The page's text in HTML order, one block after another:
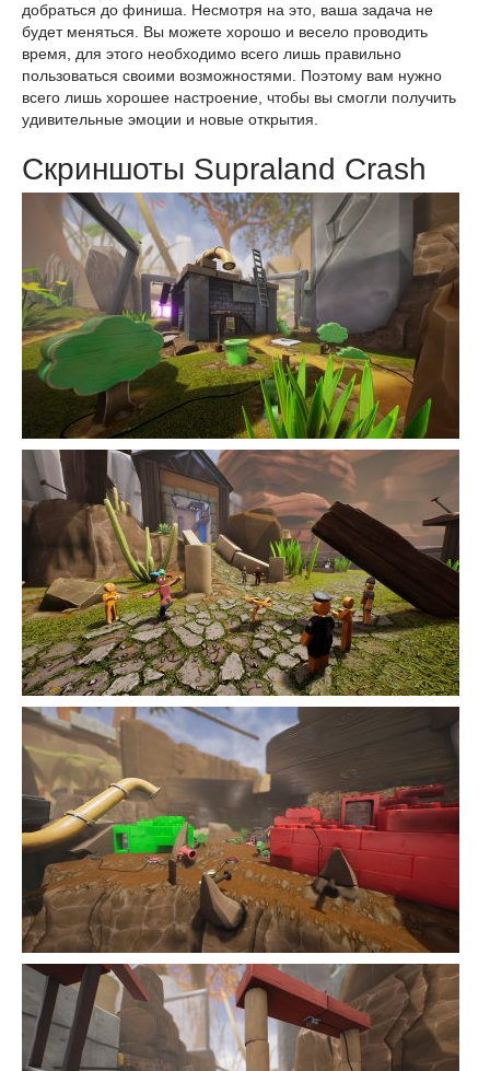
добраться до финиша. Несмотря на это, ваша задача не
будет меняться. Вы можете хорошо и весело проводить
время, для этого необходимо всего лишь правильно
пользоваться своими возможностями. Поэтому вам нужно
всего лишь хорошее настроение, чтобы вы смогли получить
удивительные эмоции и новые открытия.
Скриншоты Supraland Crash